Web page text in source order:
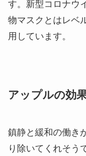
す。新型コロナウ
物マスクとはレベ
用しています。
アップルの効
鎮静と緩和の働き
り除いてくれそう